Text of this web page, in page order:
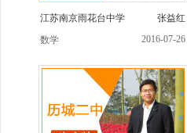
江苏南京雨花台中学
张益红
数学
2016-07-26